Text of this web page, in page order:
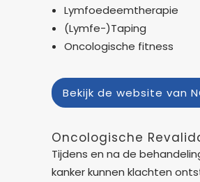
Lymfoedeemtherapie
(Lymfe-)Taping
Oncologische fitness
Bekijk de website van
Oncologische
Tijdens en na de
kanker kunnen klachten